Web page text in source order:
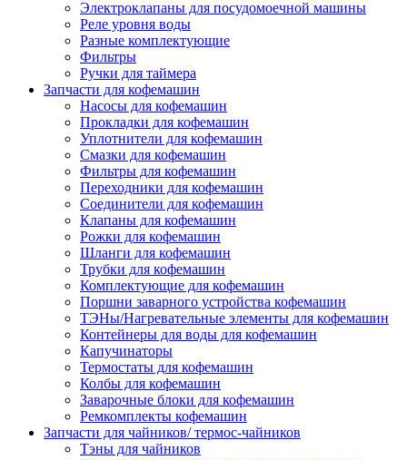
Электроклапаны для посудомоечной машины
Реле уровня воды
Разные комплектующие
Фильтры
Ручки для таймера
Запчасти для кофемашин
Насосы для кофемашин
Прокладки для кофемашин
Уплотнители для кофемашин
Смазки для кофемашин
Фильтры для кофемашин
Переходники для кофемашин
Соединители для кофемашин
Клапаны для кофемашин
Рожки для кофемашин
Шланги для кофемашин
Трубки для кофемашин
Комплектующие для кофемашин
Поршни заварного устройства кофемашин
ТЭНы/Нагревательные элементы для кофемашин
Контейнеры для воды для кофемашин
Капучинаторы
Термостаты для кофемашин
Колбы для кофемашин
Заварочные блоки для кофемашин
Ремкомплекты кофемашин
Запчасти для чайников/ термос-чайников
Тэны для чайников